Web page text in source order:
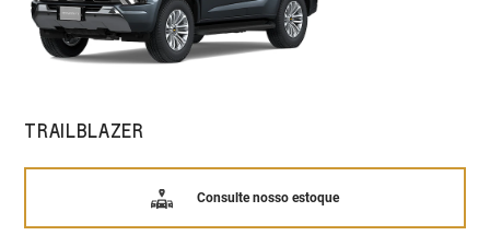
TRAILBLAZER
Consulte nosso estoque